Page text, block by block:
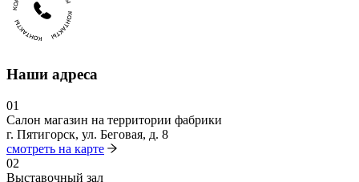
Наши адреса
01
Салон магазин на территории фабрики
г. Пятигорск, ул. Беговая, д. 8
смотреть на карте
02
Выставочный зал